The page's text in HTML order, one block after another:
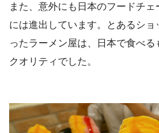
また、意外にも日本のフードチ
には進出しています。とあるシ
ったラーメン屋は、日本で食べ
クオリティでした。